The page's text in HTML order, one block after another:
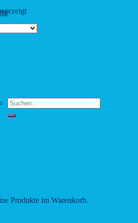
Suchen
nach:
Produkte im Warenkorb.